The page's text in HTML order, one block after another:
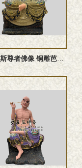
伐那婆斯尊者佛像 铜雕芭蕉罗汉塑像